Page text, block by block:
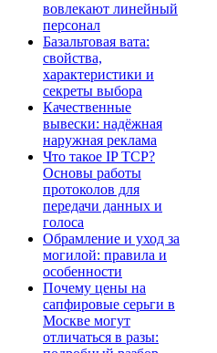
вовлекают линейный
персонал
Базальтовая вата:
свойства,
характеристики и
секреты выбора
Качественные
вывески: надёжная
наружная реклама
Что такое IP TCP?
Основы работы
протоколов для
передачи данных и
голоса
Обрамление и уход за
могилой: правила и
особенности
Почему цены на
сапфировые серьги в
Москве могут
отличаться в разы: